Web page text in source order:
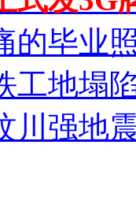
的毕业
工地塌
川强地